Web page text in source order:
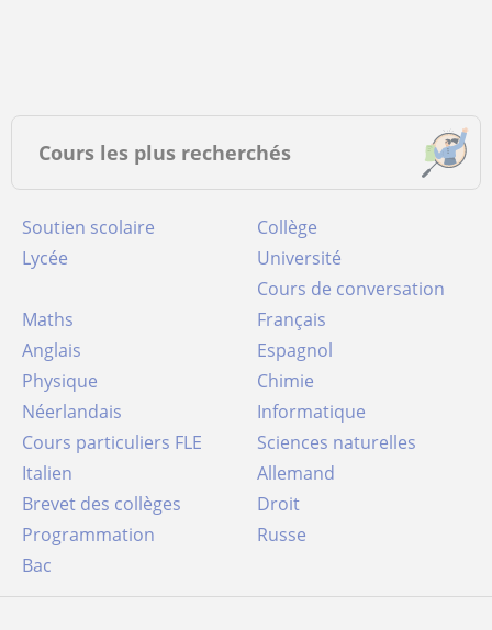
Cours les plus recherchés
Soutien scolaire
Collège
Lycée
Université
Cours de conversation
Maths
Français
Anglais
Espagnol
Physique
Chimie
Néerlandais
Informatique
Cours particuliers FLE
Sciences naturelles
Italien
Allemand
Brevet des collèges
Droit
Programmation
Russe
Bac